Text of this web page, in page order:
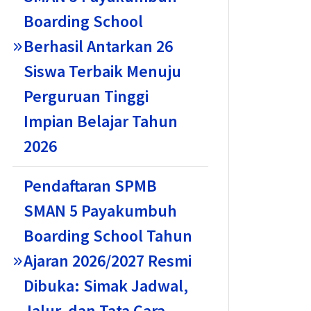
Boarding School
Berhasil Antarkan 26
Siswa Terbaik Menuju
Perguruan Tinggi
Impian Belajar Tahun
2026
Pendaftaran SPMB
SMAN 5 Payakumbuh
Boarding School Tahun
Ajaran 2026/2027 Resmi
Dibuka: Simak Jadwal,